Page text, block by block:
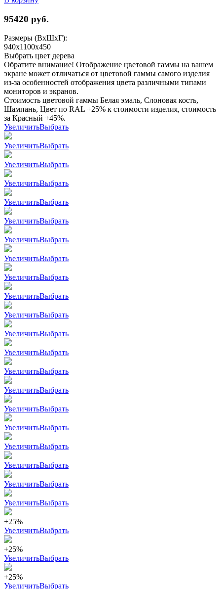
95420 руб.
Размеры (ВхШхГ):
940x1100x450
Выбрать цвет дерева
Обратите внимание! Отображение цветовой гаммы на вашем
экране может отличаться от цветовой гаммы самого изделия
из-за особенностей отображения цвета различными типами
мониторов и экранов.
Стоимость цветовой гаммы Белая эмаль, Слоновая кость,
Шампань, Цвет по RAL +25% к стоимости изделия, стоимость
за Красный +45%.
УвеличитьВыбрать
УвеличитьВыбрать
УвеличитьВыбрать
УвеличитьВыбрать
УвеличитьВыбрать
УвеличитьВыбрать
УвеличитьВыбрать
УвеличитьВыбрать
УвеличитьВыбрать
УвеличитьВыбрать
УвеличитьВыбрать
УвеличитьВыбрать
УвеличитьВыбрать
УвеличитьВыбрать
УвеличитьВыбрать
УвеличитьВыбрать
УвеличитьВыбрать
УвеличитьВыбрать
УвеличитьВыбрать
УвеличитьВыбрать
УвеличитьВыбрать
+25%
УвеличитьВыбрать
+25%
УвеличитьВыбрать
+25%
УвеличитьВыбрать